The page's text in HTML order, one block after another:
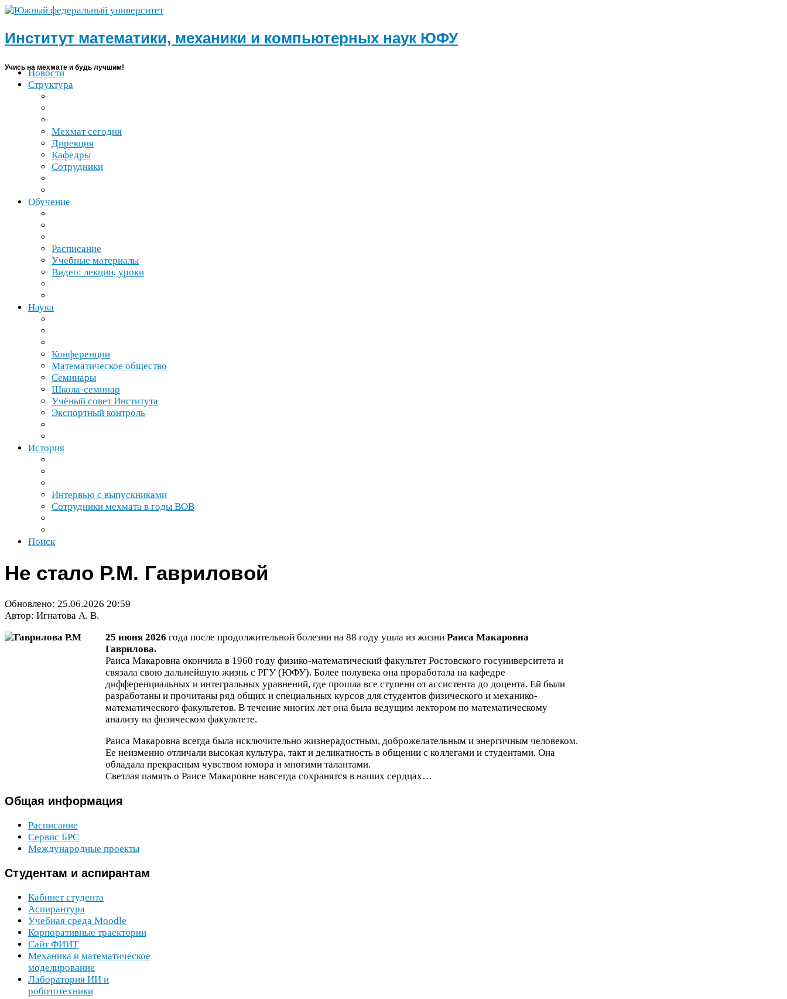
Институт математики, механики и компьютерных наук ЮФУ
Учись на мехмате и будь лучшим!
Новости
Структура
Мехмат сегодня
Дирекция
Кафедры
Сотрудники
Обучение
Расписание
Учебные материалы
Видео: лекции, уроки
Наука
Конференции
Математическое общество
Семинары
Школа-​семинар
Учёный совет Института
Экспортный контроль
История
Интервью с выпускниками
Сотрудники мехмата в годы ВОВ
Поиск
Не стало Р.М. Гавриловой
Обновлено: 25.06.2026 20:59
Автор: Игнатова А. В.
25 июня 2026 года после продолжительной болезни на 88 году ушла из жизни Раиса Макаровна
Гаврилова.
Раиса Макаровна окончила в 1960 году физико-​математический факультет Ростовского госуниверситета и
связала свою дальнейшую жизнь с РГУ (ЮФУ). Более полувека она проработала на кафедре
дифференциальных и интегральных уравнений, где прошла все ступени от ассистента до доцента. Ей были
разработаны и прочитаны ряд общих и специальных курсов для студентов физического и механико-​
математического факультетов. В течение многих лет она была ведущим лектором по математическому
анализу на физическом факультете.
Раиса Макаровна всегда была исключительно жизнерадостным, доброжелательным и энергичным человеком.
Ее неизменно отличали высокая культура, такт и деликатность в общении с коллегами и студентами. Она
обладала прекрасным чувством юмора и многими талантами.
Светлая память о Раисе Макаровне навсегда сохранятся в наших сердцах…
Общая информация
Расписание
Сервис БРС
Международные проекты
Студентам и аспирантам
Кабинет студента
Аспирантура
Учебная среда Moodle
Корпоративные траектории
СайтФИИТ
Механика и математическое
моделирование
Лаборатория ИИ и
робототехники